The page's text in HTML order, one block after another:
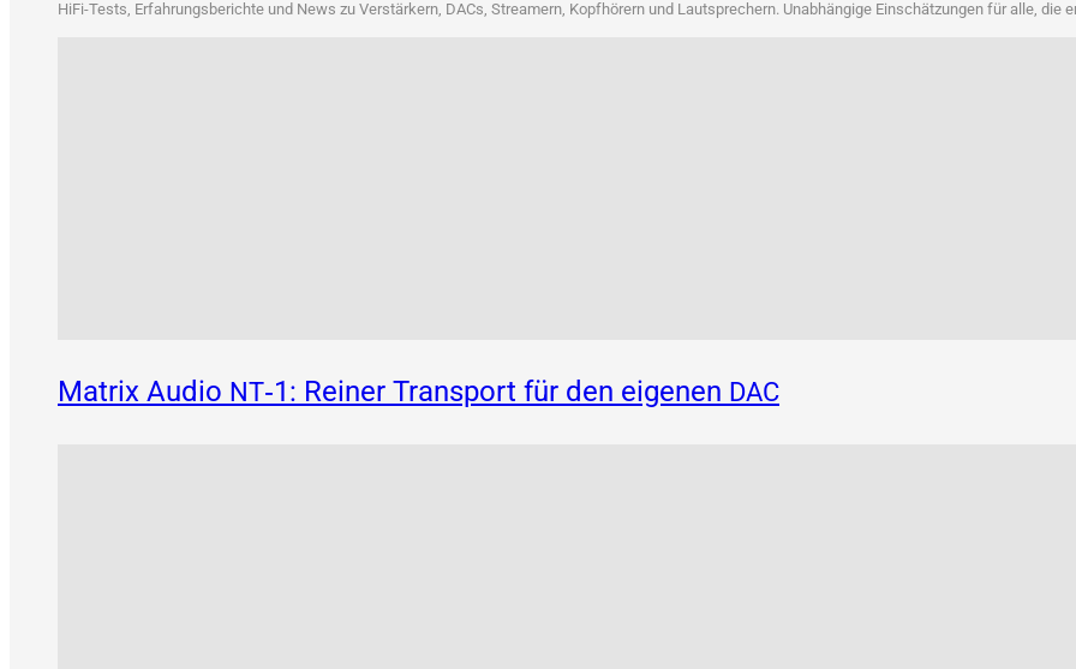
HiFi-Tests, Erfah­rungs­be­rich­te und News zu Ver­stär­kern, DACs, Strea­mern, Kopf­hö­rern und Laut­spre­chern. Unab­hän­gi­ge Ein­schät­zun­gen für alle, die
Matrix Audio NT‑1: Reiner Transport für den eigenen DAC